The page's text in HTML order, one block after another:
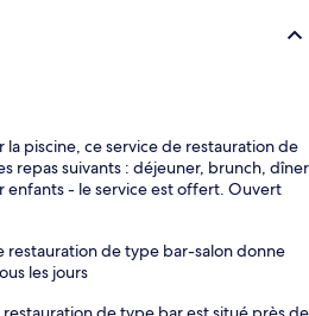
la piscine, ce service de restauration de
repas suivants : déjeuner, brunch, dîner
enfants - le service est offert. Ouvert
restauration de type bar-salon donne
les jours